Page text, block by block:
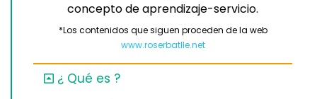
concepto de aprendizaje-servicio.
*Los contenidos que siguen proceden de la web
www.roserbatlle.net
¿ Qué es ?